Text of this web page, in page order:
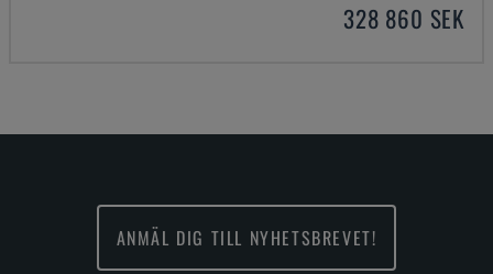
328 860 SEK
ANMÄL DIG TILL NYHETSBREVET!